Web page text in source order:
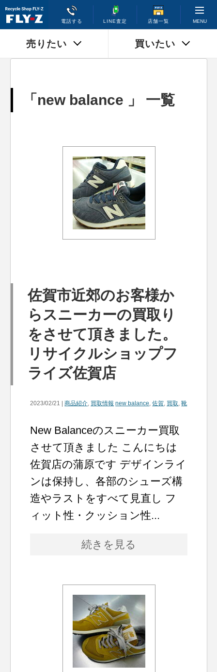
電話する LINE査定 店舗一覧 MENU
売りたい 買いたい
「new balance 」 一覧
佐賀市近郊のお客様か
らスニーカーの買取り
をさせて頂きました。
リサイクルショップフ
ライズ佐賀店
2023/02/21 |商品紹介, 買取情報 new balance,佐賀, 買取,靴
New Balanceのスニーカー買取
させて頂きました こんにちは
佐賀店の蒲原です デザインライ
ンは保持し、各部のシューズ構
造やラストをすべて見直し フ
ィット性・クッション性...
続きを見る